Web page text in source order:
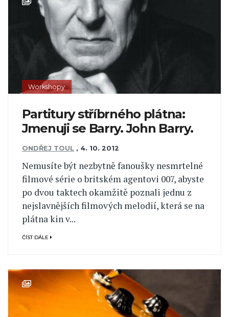
Workshopy
Partitury stříbrného plátna:
Jmenuji se Barry. John Barry.
ONDŘEJ TOUL , 4. 10. 2012
Nemusíte být nezbytně fanoušky nesmrtelné
filmové série o britském agentovi 007, abyste
po dvou taktech okamžitě poznali jednu z
nejslavnějších filmových melodií, která se na
plátna kin v...
ČÍST DÁLE